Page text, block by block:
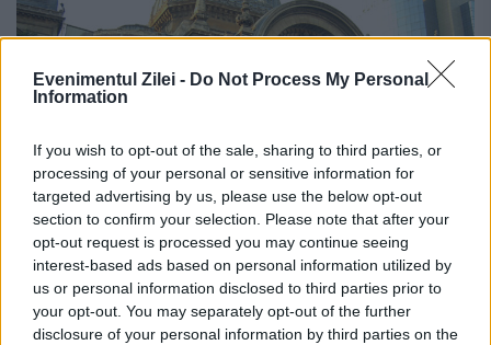
Evenimentul Zilei - Do Not Process My Personal
Information
If you wish to opt-out of the sale, sharing to third parties, or
processing of your personal or sensitive information for
targeted advertising by us, please use the below opt-out
section to confirm your selection. Please note that after your
opt-out request is processed you may continue seeing
interest-based ads based on personal information utilized by
us or personal information disclosed to third parties prior to
your opt-out. You may separately opt-out of the further
disclosure of your personal information by third parties on the
Surpriza CEC Bank. Topul băncilor după
active și profituri
30 SEPTEMBRIE 2024